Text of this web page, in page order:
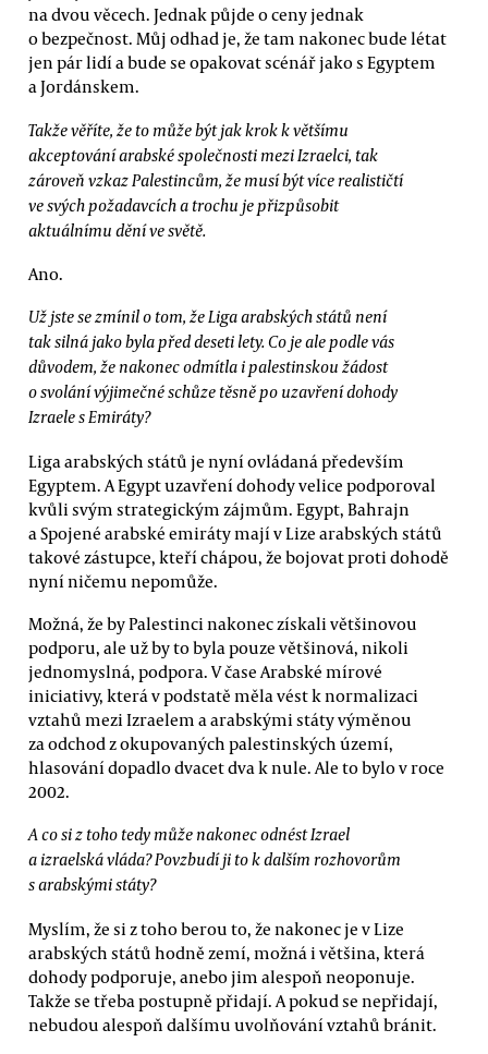
na dvou věcech. Jednak půjde o ceny jednak
o bezpečnost. Můj odhad je, že tam nakonec bude létat
jen pár lidí a bude se opakovat scénář jako s Egyptem
a Jordánskem.
Takže věříte, že to může být jak krok k většímu
akceptování arabské společnosti mezi Izraelci, tak
zároveň vzkaz Palestincům, že musí být více realističtí
ve svých požadavcích a trochu je přizpůsobit
aktuálnímu dění ve světě.
Ano.
Už jste se zmínil o tom, že Liga arabských států není
tak silná jako byla před deseti lety. Co je ale podle vás
důvodem, že nakonec odmítla i palestinskou žádost
o svolání výjimečné schůze těsně po uzavření dohody
Izraele s Emiráty?
Liga arabských států je nyní ovládaná především
Egyptem. A Egypt uzavření dohody velice podporoval
kvůli svým strategickým zájmům. Egypt, Bahrajn
a Spojené arabské emiráty mají v Lize arabských států
takové zástupce, kteří chápou, že bojovat proti dohodě
nyní ničemu nepomůže.
Možná, že by Palestinci nakonec získali většinovou
podporu, ale už by to byla pouze většinová, nikoli
jednomyslná, podpora. V čase Arabské mírové
iniciativy, která v podstatě měla vést k normalizaci
vztahů mezi Izraelem a arabskými státy výměnou
za odchod z okupovaných palestinských území,
hlasování dopadlo dvacet dva k nule. Ale to bylo v roce
2002.
A co si z toho tedy může nakonec odnést Izrael
a izraelská vláda? Povzbudí ji to k dalším rozhovorům
s arabskými státy?
Myslím, že si z toho berou to, že nakonec je v Lize
arabských států hodně zemí, možná i většina, která
dohody podporuje, anebo jim alespoň neoponuje.
Takže se třeba postupně přidají. A pokud se nepřidají,
nebudou alespoň dalšímu uvolňování vztahů bránit.